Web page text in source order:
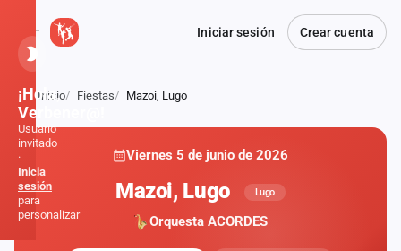
Iniciar sesión Crear cuenta
Atrás
Inicio Fiestas Mazoi, Lugo
Viernes 5 de junio de 2026
Mazoi, Lugo Lugo
Orquesta ACORDES
¡Hola,
Verbener@!
Usuario
invitado
·
Inicia
sesión
para
personalizar